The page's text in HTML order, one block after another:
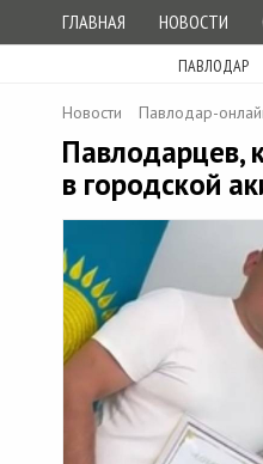
ГЛАВНАЯ НОВОСТИ
ПАВЛОДАР
Новости Павлодар-
Павлодарцев,
в городской